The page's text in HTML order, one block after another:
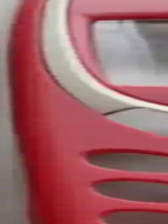
gibi önemli
yansıtmak için
uygun tuşlu